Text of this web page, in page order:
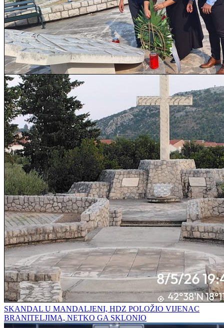
SKANDAL U MANDALJENI, HDZ POLOŽIO VIJENAC
BRANITELJIMA, NETKO GA SKLONIO